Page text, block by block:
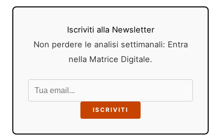
Iscriviti alla Newsletter
Non perdere le analisi settimanali: Entra
nella Matrice Digitale.
ISCRIVITI